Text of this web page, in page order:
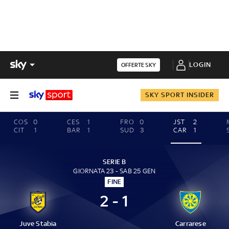
OFFERTE SKY LOGIN
SKY SPORT INSIDER
COS
0
CIT
1
CES
1
BAR
1
FRO
0
SUD
3
JST
2
CAR
1
SERIE B
GIORNATA 23 - SAB 25 GEN
FINE
Juve Stabia
2 - 1
Carrarese